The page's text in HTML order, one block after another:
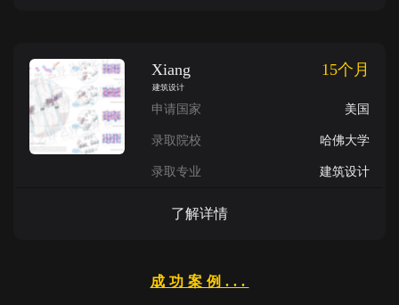
Xiang
建筑设计
15个月
申请国家 美国
录取院校 哈佛大学
录取专业 建筑设计
了解详情
成功案例...